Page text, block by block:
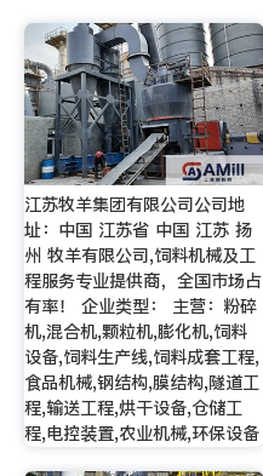
江苏牧羊集团有限公司公司地
址：中国 江苏省 中国 江苏 扬
州 牧羊有限公司,饲料机械及工
程服务专业提供商，全国市场占
有率！ 企业类型： 主营：粉碎
机,混合机,颗粒机,膨化机,饲料
设备,饲料生产线,饲料成套工程,
食品机械,钢结构,膜结构,隧道工
程,输送工程,烘干设备,仓储工
程,电控装置,农业机械,环保设备